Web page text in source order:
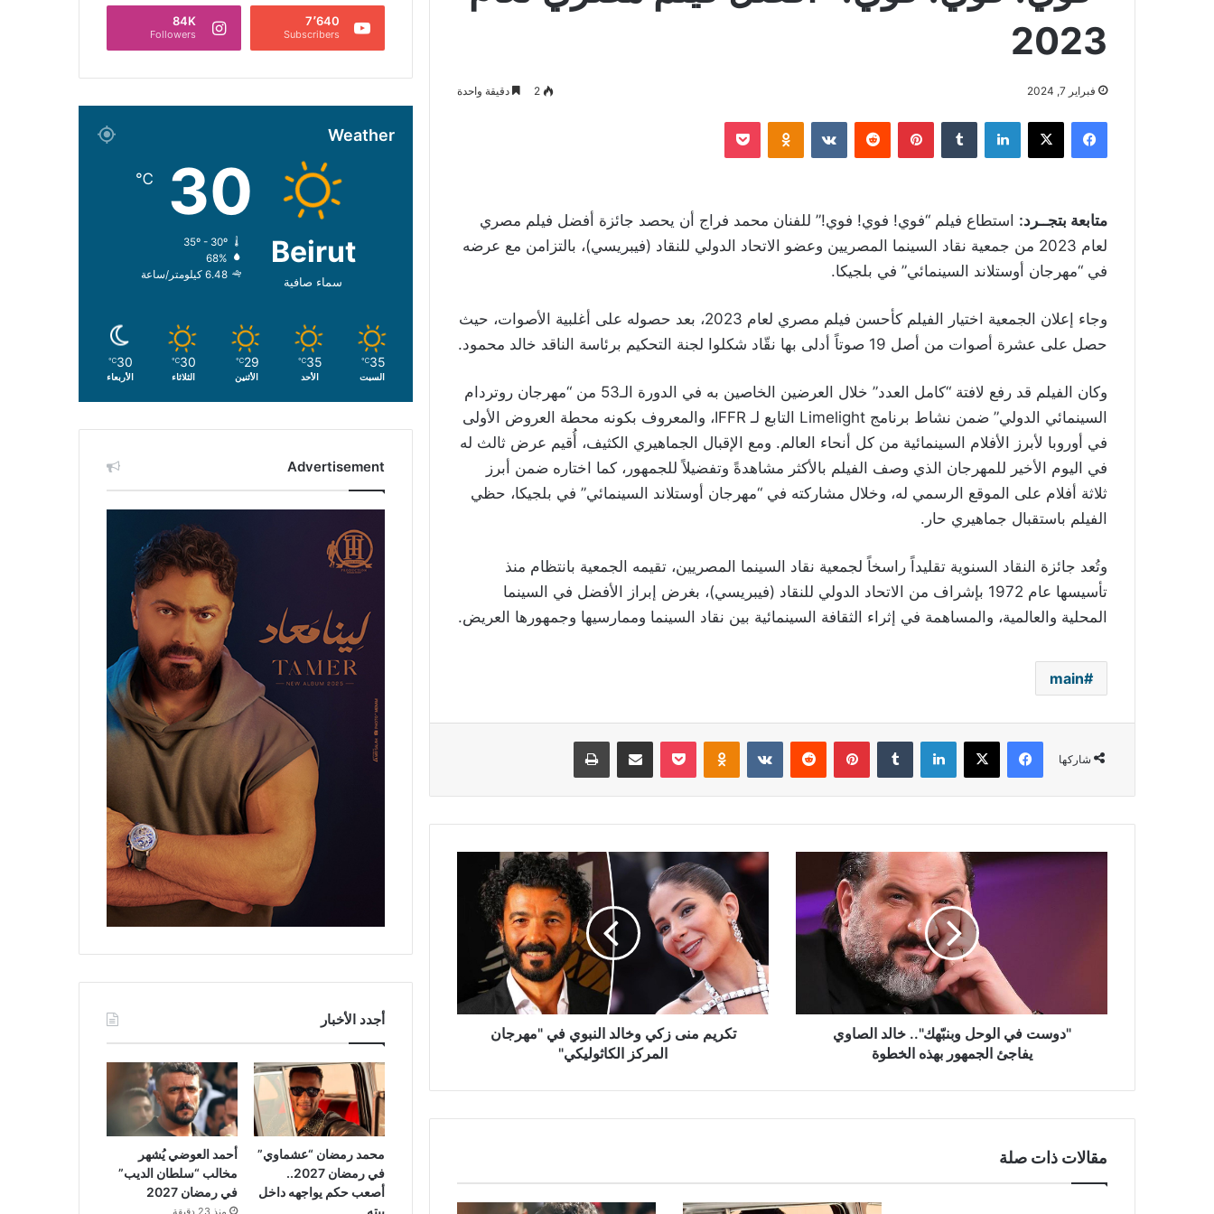
2023
فبراير 7, 2024 2 دقيقة واحدة
فيسبوك ‫X لينكدإن بينتيريست Odnoklassniki
‫Pocket
متابعة بتجــرد: استطاع فيلم “فوي! فوي! فوي!” للفنان محمد فراج أن يحصد جائزة أفضل فيلم مصري
لعام 2023 من جمعية نقاد السينما المصريين وعضو الاتحاد الدولي للنقاد (فيبريسي)، بالتزامن مع عرضه
في “مهرجان أوستلاند السينمائي” في بلجيكا.
وجاء إعلان الجمعية اختيار الفيلم كأحسن فيلم مصري لعام 2023، بعد حصوله على أغلبية الأصوات، حيث
حصل على عشرة أصوات من أصل 19 صوتاً أدلى بها نقّاد شكلوا لجنة التحكيم برئاسة الناقد خالد محمود.
وكان الفيلم قد رفع لافتة “كامل العدد” خلال العرضين الخاصين به في الدورة الـ53 من “مهرجان روتردام
السينمائي الدولي” ضمن نشاط برنامج Limelight التابع لـ IFFR، والمعروف بكونه محطة العروض الأولى
في أوروبا لأبرز الأفلام السينمائية من كل أنحاء العالم. ومع الإقبال الجماهيري الكثيف، أُقيم عرض ثالث له
في اليوم الأخير للمهرجان الذي وصف الفيلم بالأكثر مشاهدةً وتفضيلاً للجمهور، كما اختاره ضمن أبرز
ثلاثة أفلام على الموقع الرسمي له، وخلال مشاركته في “مهرجان أوستلاند السينمائي” في بلجيكا، حظي
الفيلم باستقبال جماهيري حار.
وتُعد جائزة النقاد السنوية تقليداً راسخاً لجمعية نقاد السينما المصريين، تقيمه الجمعية بانتظام منذ
تأسيسها عام 1972 بإشراف من الاتحاد الدولي للنقاد (فيبريسي)، بغرض إبراز الأفضل في السينما
المحلية والعالمية، والمساهمة في إثراء الثقافة السينمائية بين نقاد السينما وممارسيها وجمهورها العريض.
main
شاركها
فيسبوك ‫X لينكدإن بينتيريست Odnoklassniki
‫Pocket مشاركة عبر البريد طباعة
"دوست
بهذه
"دوست في الوحل وبنبّهك".. خالد الصاوي
يفاجئ الجمهور بهذه الخطوة
تكريم
منى
النبوي
"مهرجان
المركز
الكاثوليكي"
تكريم منى زكي وخالد النبوي في "مهرجان
المركز الكاثوليكي"
مقالات ذات صلة
7٬640
Subscribers
84K
Followers
Weather
Beirut
سماء صافية
30
℃
35º - 30º
68%
6.48 كيلومتر/ساعة
35
℃
السبت
35
℃
الأحد
29
℃
الأثنين
30
℃
الثلاثاء
30
℃
الأربعاء
Advertisement
أجدد الأخبار
محمد رمضان “عشماوي”
في رمضان 2027..
أصعب حكم يواجهه داخل
بيته
أحمد العوضي يُشهر
مخالب “سلطان الديب”
في رمضان 2027
منذ 23 دقيقة